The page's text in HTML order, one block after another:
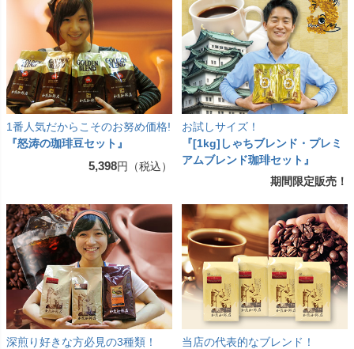
1番人気だからこそのお努め価格!
『怒涛の珈琲豆セット』
5,398円（税込）
お試しサイズ！
『[1kg]しゃちブレンド・プレミ
アムブレンド珈琲セット』
期間限定販売！
深煎り好きな方必見の3種類！
当店の代表的なブレンド！